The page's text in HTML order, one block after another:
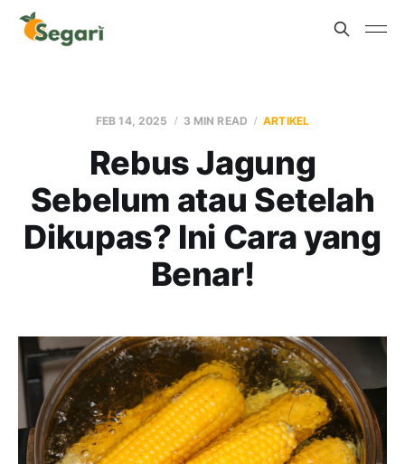
FEB 14, 2025 3 MIN READ ARTIKEL
Rebus Jagung
Sebelum atau Setelah
Dikupas? Ini Cara yang
Benar!